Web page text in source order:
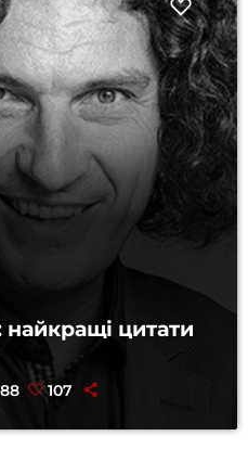
найкращі цитати
107